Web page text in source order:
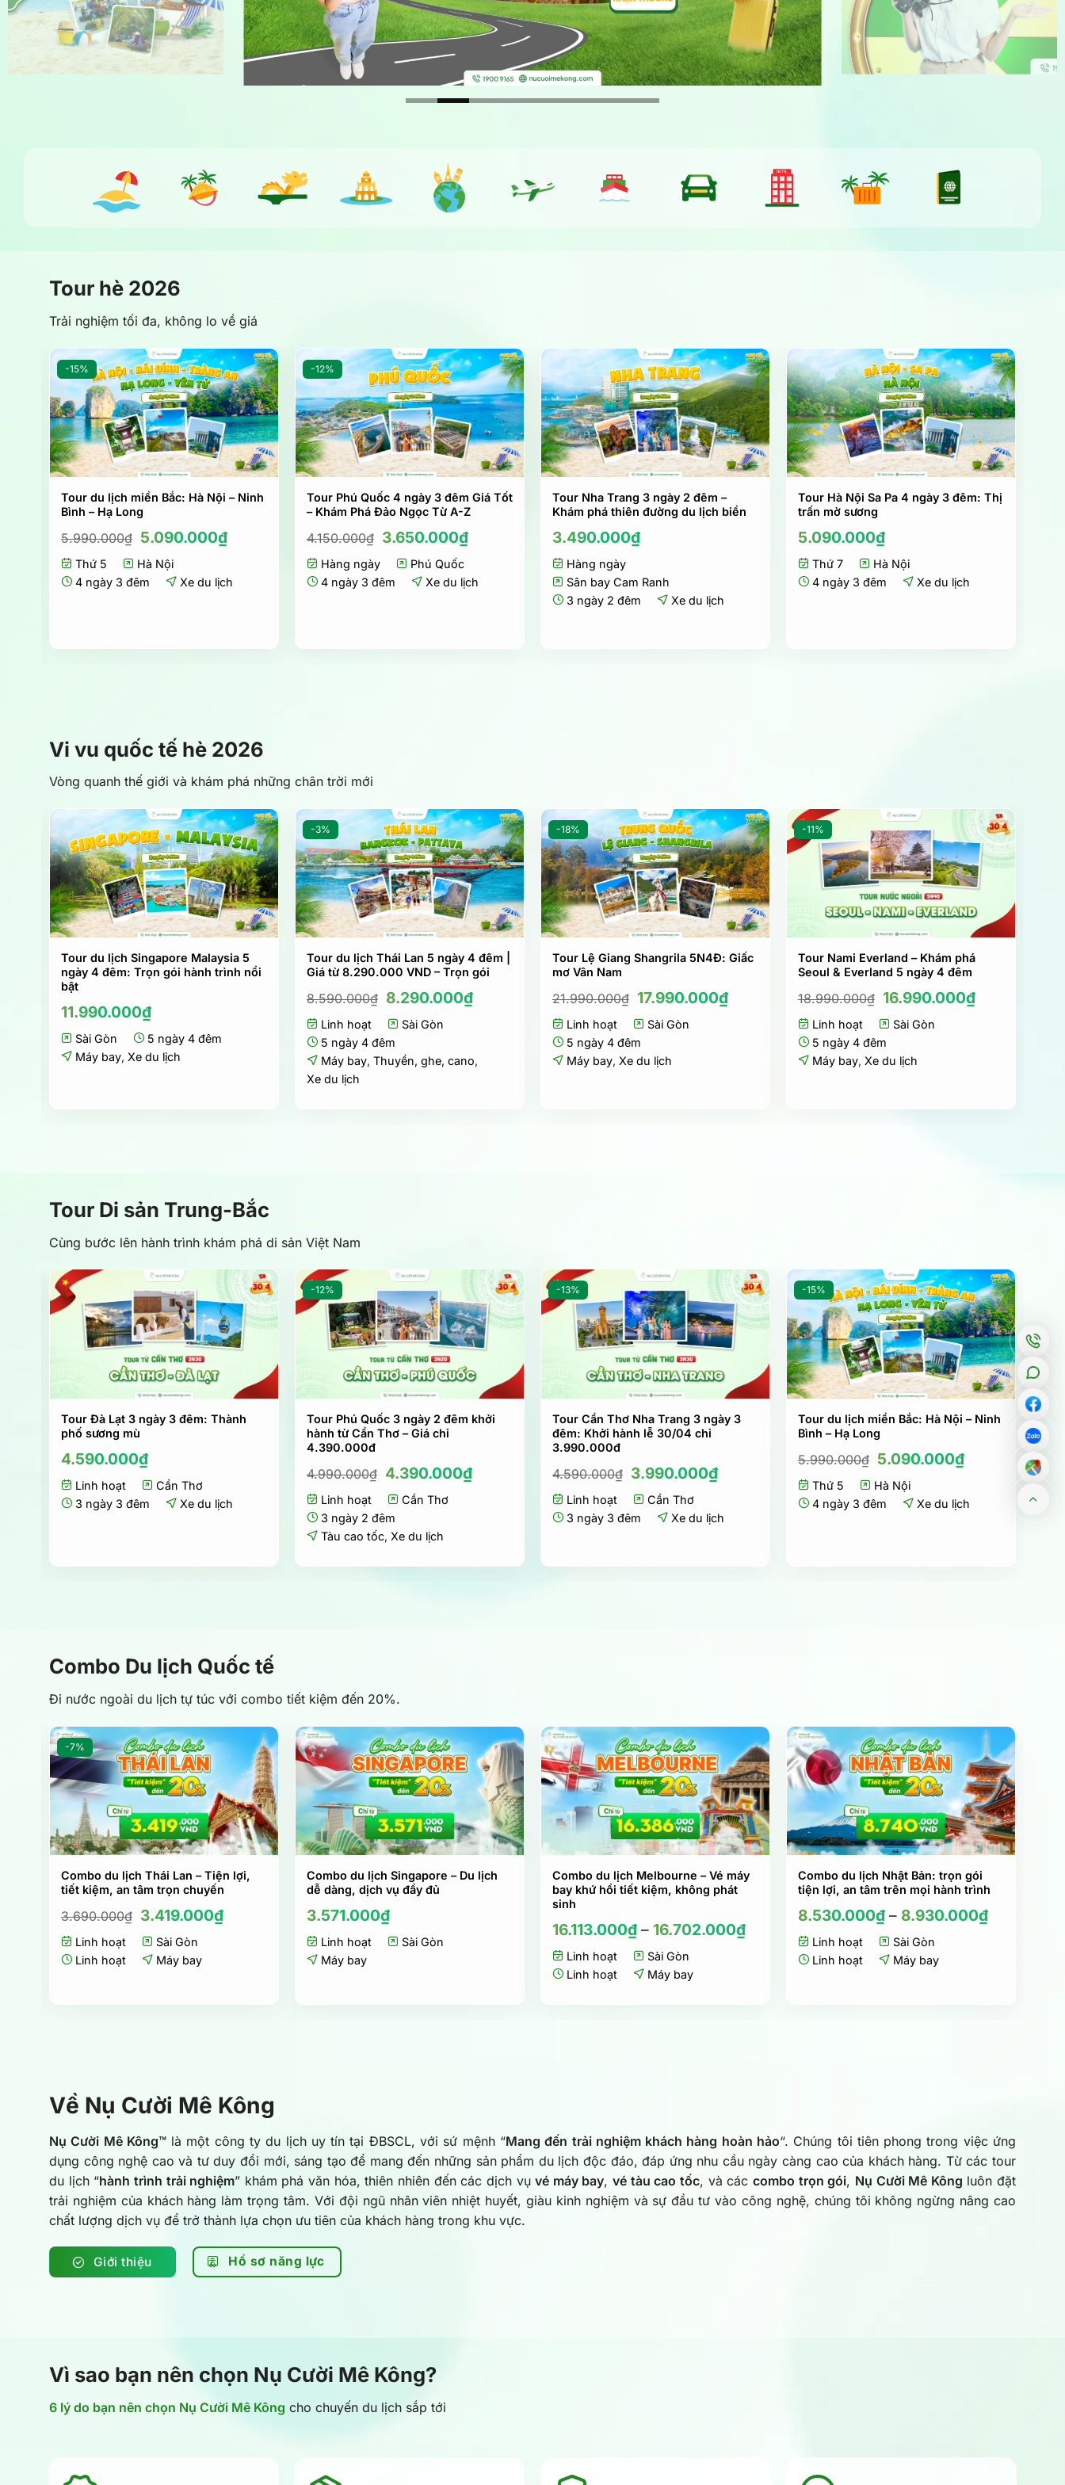
Tour hè 2026
Trải nghiệm tối đa, không lo về giá
-15%
Tour du lịch miền Bắc: Hà Nội – Ninh
Bình – Hạ Long
5.990.000₫ Giá
là:
5.990.000₫.
5.090.000₫Giá
hiện
là:
Thứ 5
Hà Nội
4 ngày 3 đêm
Xe du lịch
-12%
Tour Phú Quốc 4 ngày 3 đêm Giá Tốt
– Khám Phá Đảo Ngọc Từ A-Z
4.150.000₫ Giá
là:
4.150.000₫.
3.650.000₫Giá
hiện
là:
3.650.000₫.
Hàng ngày
Phú Quốc
4 ngày 3 đêm
Xe du lịch
Tour Nha Trang 3 ngày 2 đêm –
Khám phá thiên đường du lịch biển
3.490.000₫
Hàng ngày
Sân bay Cam Ranh
3 ngày 2 đêm
Xe du lịch
Tour Hà Nội Sa Pa 4 ngày 3 đêm: Thị
trấn mờ sương
5.090.000₫
Thứ 7
Hà Nội
4 ngày 3 đêm
Xe du lịch
Vi vu quốc tế hè 2026
Vòng quanh thế giới và khám phá những chân trời mới
Tour du lịch Singapore Malaysia 5
ngày 4 đêm: Trọn gói hành trình nổi
bật
11.990.000₫
Sài Gòn
5 ngày 4 đêm
Máy bay, Xe du lịch
-3%
Tour du lịch Thái Lan 5 ngày 4 đêm |
Giá từ 8.290.000 VND – Trọn gói
8.590.000₫ Giá
là:
8.590.000₫.
8.290.000₫Giá
hiện
8.290.000₫.
Linh hoạt
Sài Gòn
5 ngày 4 đêm
Máy bay, Thuyền, ghe, cano,
Xe du lịch
-18%
Tour Lệ Giang Shangrila 5N4Đ: Giấc
mơ Vân Nam
21.990.000₫ Giá
là:
21.990.000₫.
17.990.000₫Giá
hiện
17.990.000₫.
Linh hoạt
Sài Gòn
5 ngày 4 đêm
Máy bay, Xe du lịch
-11%
Tour Nami Everland – Khám phá
Seoul & Everland 5 ngày 4 đêm
18.990.000₫ Giá
là:
18.990.000₫.
16.990.000₫Giá
hiện
Linh hoạt
Sài Gòn
5 ngày 4 đêm
Máy bay, Xe du lịch
Tour Di sản Trung-Bắc
Cùng bước lên hành trình khám phá di sản Việt Nam
Tour Đà Lạt 3 ngày 3 đêm: Thành
phố sương mù
4.590.000₫
Linh hoạt
Cần Thơ
3 ngày 3 đêm
Xe du lịch
-12%
Tour Phú Quốc 3 ngày 2 đêm khởi
hành từ Cần Thơ – Giá chỉ
4.390.000đ
4.990.000₫ Giá
là:
4.990.000₫.
4.390.000₫Giá
hiện
Linh hoạt
Cần Thơ
3 ngày 2 đêm
Tàu cao tốc, Xe du lịch
-13%
Tour Cần Thơ Nha Trang 3 ngày 3
đêm: Khởi hành lễ 30/04 chỉ
3.990.000đ
4.590.000₫ Giá
là:
4.590.000₫.
3.990.000₫Giá
hiện
là:
Linh hoạt
Cần Thơ
3 ngày 3 đêm
Xe du lịch
-15%
Tour du lịch miền Bắc: Hà Nội – Ninh
Bình – Hạ Long
5.990.000₫ Giá
là:
5.990.000₫.
5.090.000₫Giá
hiện
là:
Thứ 5
Hà Nội
4 ngày 3 đêm
Xe du lịch
Combo Du lịch Quốc tế
Đi nước ngoài du lịch tự túc với combo tiết kiệm đến 20%.
-7%
Combo du lịch Thái Lan – Tiện lợi,
tiết kiệm, an tâm trọn chuyến
3.690.000₫ Giá
là:
3.690.000₫.
3.419.000₫Giá
hiện
Linh hoạt
Sài Gòn
Linh hoạt
Máy bay
Combo du lịch Singapore – Du lịch
dễ dàng, dịch vụ đầy đủ
3.571.000₫
Linh hoạt
Sài Gòn
Máy bay
Combo du lịch Melbourne – Vé máy
bay khứ hồi tiết kiệm, không phát
sinh
16.113.000₫– 16.702.000₫
Linh hoạt
Sài Gòn
Linh hoạt
Máy bay
Combo du lịch Nhật Bản: trọn gói
tiện lợi, an tâm trên mọi hành trình
8.530.000₫– 8.930.000₫
Linh hoạt
Sài Gòn
Linh hoạt
Máy bay
Về Nụ Cười Mê Kông
Nụ Cười Mê Kông™là một công ty du lịch uy tín tại ĐBSCL, với sứ mệnh “Mang đến trải nghiệm khách hàng hoàn hảo“. Chúng tôi tiên phong trong việc ứng
dụng công nghệ cao và tư duy đổi mới, sáng tạo để mang đến những sản phẩm du lịch độc đáo, đáp ứng nhu cầu ngày càng cao của khách hàng. Từ các tour
du lịch “hành trình trải nghiệm” khám phá văn hóa, thiên nhiên đến các dịch vụvé máy bay,vé tàu cao tốc, và các combo trọn gói, Nụ Cười Mê Kông luôn đặt
trải nghiệm của khách hàng làm trọng tâm. Với đội ngũ nhân viên nhiệt huyết, giàu kinh nghiệm và sự đầu tư vào công nghệ, chúng tôi không ngừng nâng cao
chất lượng dịch vụ để trở thành lựa chọn ưu tiên của khách hàng trong khu vực.
Giới thiệu Hồ sơ năng lực
Vì sao bạn nên chọn Nụ Cười Mê Kông?
6 lý do bạn nên chọn Nụ Cười Mê Kông cho chuyến du lịch sắp tới